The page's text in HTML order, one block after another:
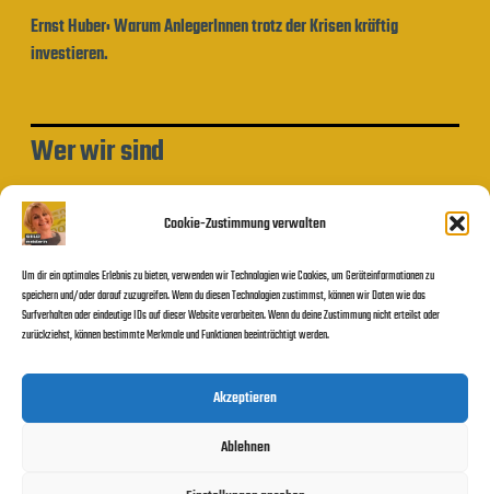
Cookie-Zustimmung verwalten
Um dir ein optimales Erlebnis zu bieten, verwenden wir Technologien wie Cookies, um Geräteinformationen zu
speichern und/oder darauf zuzugreifen. Wenn du diesen Technologien zustimmst, können wir Daten wie das
Surfverhalten oder eindeutige IDs auf dieser Website verarbeiten. Wenn du deine Zustimmung nicht erteilst oder
zurückziehst, können bestimmte Merkmale und Funktionen beeinträchtigt werden.
Akzeptieren
Ablehnen
Ernst Huber: Warum AnlegerInnen trotz der Krisen kräftig
investieren.
Wer wir sind
Impressum und Datenschutzerklärung
Beitragssuche
Suchen